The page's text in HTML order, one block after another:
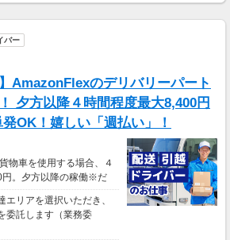
がら副業として活動され
バー
AmazonFlexのデリバリーパート
夕方以降４時間程度最大8,400円
OK！嬉しい「週払い」！
物車を使用する場合、４
円。夕方以降の稼働※だ
円の報酬が獲得可能！
務に応じた報酬をお支払
事です。うれしい週払
リアを選択いただき、
委託します（業務委